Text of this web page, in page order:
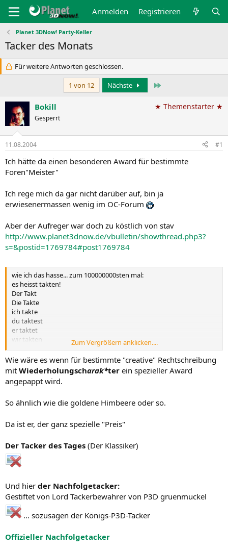
Anmelden Registrieren
Planet 3DNow! Party-Keller
Tacker des Monats
Für weitere Antworten geschlossen.
1 von 12 Nächste
Bokill
Gesperrt
★ Themenstarter ★
11.08.2004 #1
Ich hätte da einen besonderen Award für bestimmte
Foren"Meister"
Ich rege mich da gar nicht darüber auf, bin ja
erwiesenermassen wenig im OC-Forum
Aber der Aufreger war doch zu köstlich von stav
http://www.planet3dnow.de/vbulletin/showthread.php3?
s=&postid=1769784#post1769784
wie ich das hasse... zum 100000000sten mal:
es heisst takten!
Der Takt
Die Takte
ich takte
du taktest
er taktet
wir takten
ihr taktet
sie takten
Zum Vergrößern anklicken....
Wie wäre es wenn für bestimmte "creative" Rechtschreibung
mit Wiederholungscharak*ter ein spezieller Award
angepappt wird.
So ähnlich wie die goldene Himbeere oder so.
Da ist er, der ganz spezielle "Preis"
Der Tacker des Tages (Der Klassiker)
Und hier der Nachfolgetacker:
Gestiftet von Lord Tackerbewahrer von P3D gruenmuckel
... sozusagen der Königs-P3D-Tacker
Offizieller Nachfolgetacker